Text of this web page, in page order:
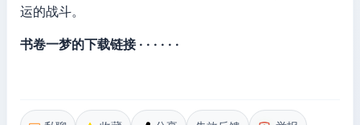
运的战斗。
书卷一梦的下载链接 · · · · · ·